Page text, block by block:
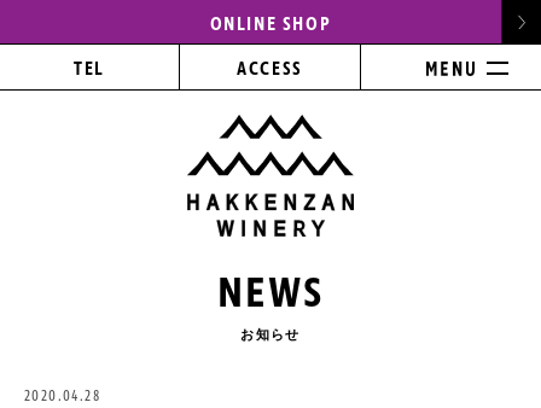
ONLINE SHOP
TEL ACCESS
NEWS
お知らせ
2020.04.28